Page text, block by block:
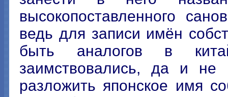
высокопоставленного
ведь для записи имён
быть аналогов в
заимствовались, да и не
разложить японское имя